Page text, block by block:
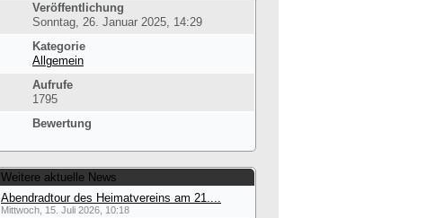
Veröffentlichung
Sonntag, 26. Januar 2025, 14:29
Kategorie
Allgemein
Aufrufe
1795
Bewertung
Weitere aktuelle News
Abendradtour des Heimatvereins am 21....
Mittwoch, 15. Juli 2026, 10:18